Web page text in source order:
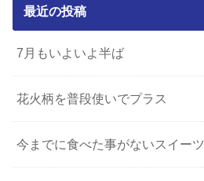
最近の投稿
7月もいよいよ半ば
花火柄を普段使いでプラス
今までに食べた事がないスイーツ